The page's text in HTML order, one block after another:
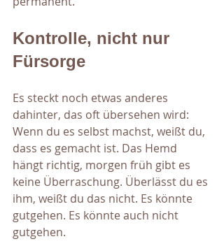
Kontrolle, nicht nur
Fürsorge
Es steckt noch etwas anderes
dahinter, das oft übersehen wird:
Wenn du es selbst machst, weißt du,
dass es gemacht ist. Das Hemd
hängt richtig, morgen früh gibt es
keine Überraschung. Überlässt du es
ihm, weißt du das nicht. Es könnte
gutgehen. Es könnte auch nicht
gutgehen.